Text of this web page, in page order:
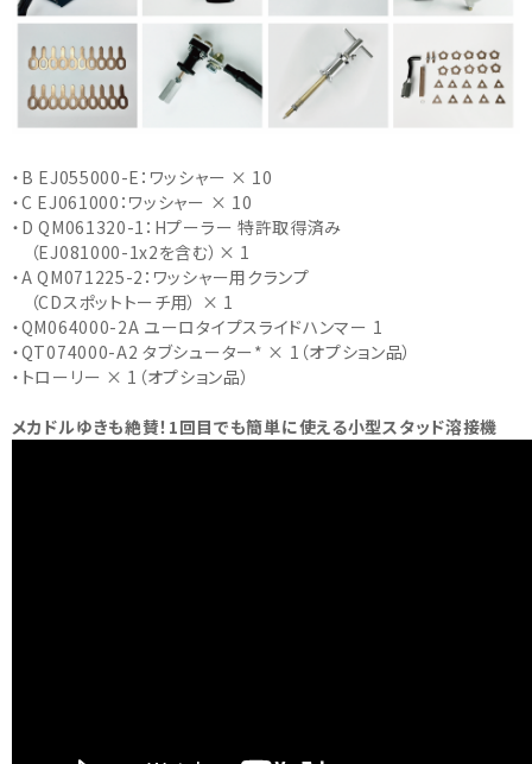
・B EJ055000-E：ワッシャー × 10
・C EJ061000：ワッシャー × 10
・D QM061320-1：Hプーラー 特許取得済み
（EJ081000-1x2を含む）× 1
・A QM071225-2：ワッシャー用クランプ
（CDスポットトーチ用） × 1
・QM064000-2A ユーロタイプスライドハンマー 1
・QT074000-A2 タブシューター* × 1（オプション品）
・トローリー × 1（オプション品）
メカドルゆきも絶賛！1回目でも簡単に使える小型スタッド溶接機